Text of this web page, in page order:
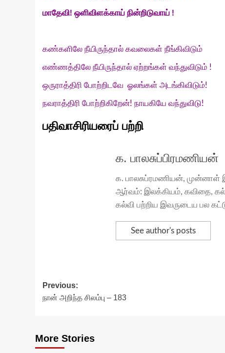
மாதேவி! ஒளிவிளக்காய் நின்றிடுவாய் !
கண்களிலே நீயிருந்தால் கவலைகள் நீங்கிவிடும்
எண்ணத்திலே நீயிருந்தால் ஏற்றங்கள் வந்துவிடும் !
ஒருராத்திரி போற்றிடவே ஓலங்கள் அடங்கிவிடும்!
நவராத்திரி போற்றிகிறேன்! நாயகியே வந்துவிடு!
பதிவாசிரியரைப் பற்றி
க. பாலசுப்பிரமணியன்
க. பாலசுப்ரமணியன், முன்னாள்
ஆர்வம்: இலக்கியம், கவிதை,
கல்வி பற்றிய இவருடைய பல
See author's posts
Post
navigation
Previous:
நான் அறிந்த சிலம்பு – 183
More Stories